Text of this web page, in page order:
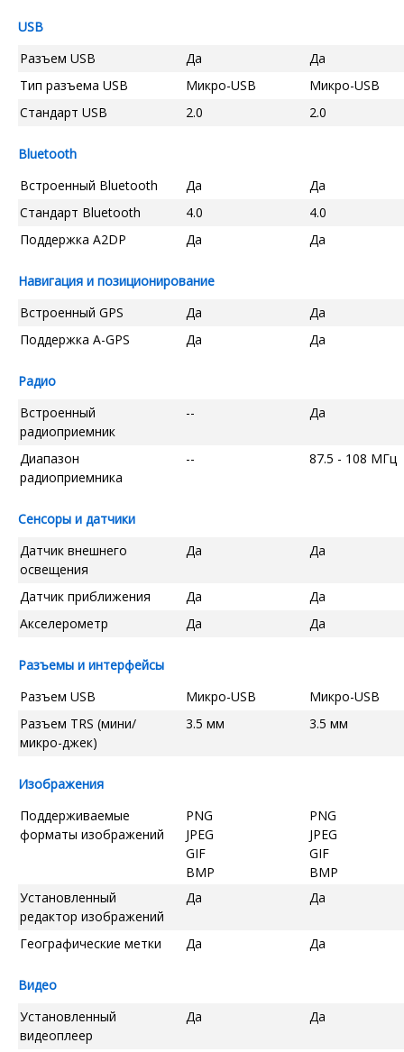
USB
Разъем USB
Да
Да
Тип разъема USB
Микро-USB
Микро-USB
Стандарт USB
2.0 2.0
Bluetooth
Встроенный Bluetooth
Да
Да
Стандарт Bluetooth
4.0
4.0
Поддержка A2DP
Да Да
Навигация и позиционирование
Встроенный GPS
Да
Да
Поддержка A-GPS
Да Да
Радио
Встроенный
радиоприемник
-- Да
Диапазон
радиоприемника
-- 87.5 - 108 МГц
Сенсоры и датчики
Датчик внешнего
освещения
Да Да
Датчик приближения Да
Да
Акселерометр
Да Да
Разъемы и интерфейсы
Разъем USB
Микро-USB
Микро-USB
Разъем TRS (мини/
микро-джек)
3.5 мм 3.5 мм
Изображения
Поддерживаемые
форматы изображений
PNG
JPEG
GIF
BMP
PNG
JPEG
GIF
BMP
Установленный
редактор изображений
Да Да
Географические метки Да Да
Видео
Установленный
видеоплеер
Да Да